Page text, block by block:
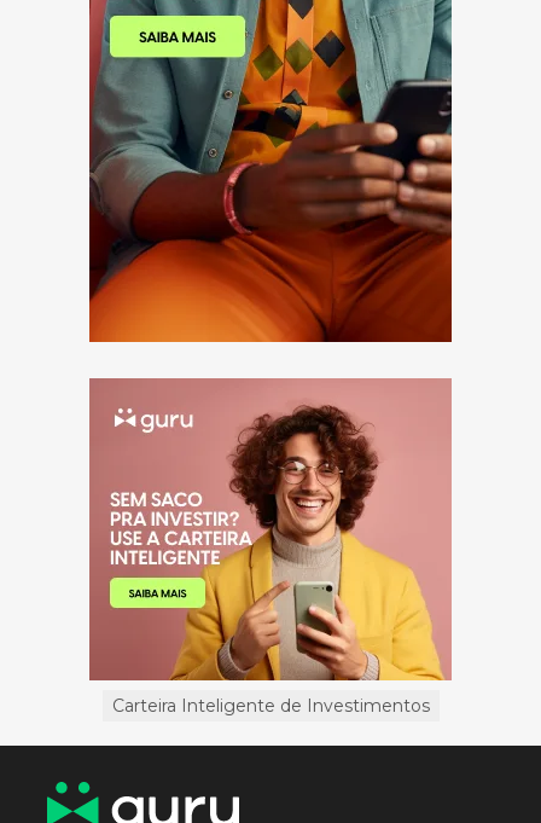
Carteira Inteligente de Investimentos